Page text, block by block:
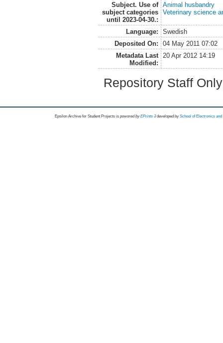
Subject. Use of
subject categories
until 2023-04-30.:
Animal husbandry
Veterinary science
Language:
Swedish
Deposited On:
04 May 2011 07:02
Metadata Last
Modified:
20 Apr 2012 14:19
Repository Staff
Epsilon Archive for Student Projects is powored byEPrints 3 developed by School of Electronics